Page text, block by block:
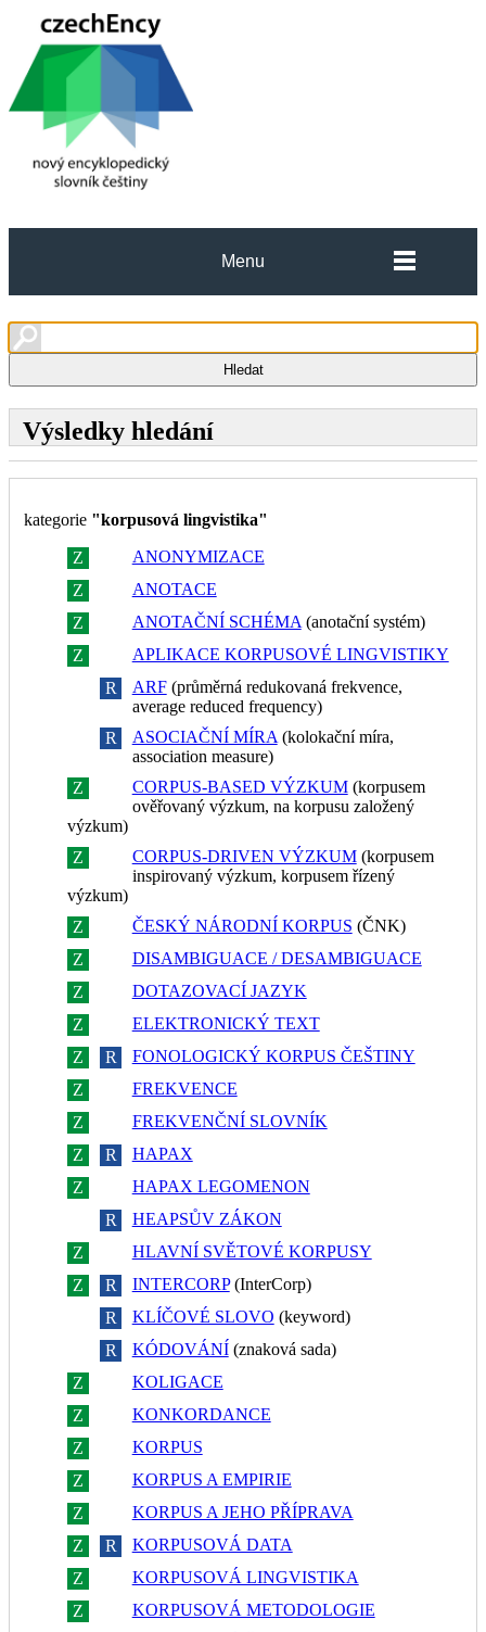
Menu
Výsledky hledání
kategorie "korpusová lingvistika"
Z
ANONYMIZACE
Z
ANOTACE
Z
ANOTAČNÍ SCHÉMA (anotační systém)
Z
APLIKACE KORPUSOVÉ LINGVISTIKY
R ARF(průměrná redukovaná frekvence,
average reduced frequency)
R ASOCIAČNÍ MÍRA (kolokační míra,
association measure)
Z
CORPUS-BASED VÝZKUM(korpusem
ověřovaný výzkum, na korpusu založený
výzkum)
Z
CORPUS-DRIVEN VÝZKUM(korpusem
inspirovaný výzkum, korpusem řízený
výzkum)
Z
ČESKÝ NÁRODNÍ KORPUS (ČNK)
Z
DISAMBIGUACE / DESAMBIGUACE
Z
DOTAZOVACÍ JAZYK
Z
ELEKTRONICKÝ TEXT
Z
R
FONOLOGICKÝ KORPUS ČEŠTINY
Z
FREKVENCE
Z
FREKVENČNÍ SLOVNÍK
Z
R
HAPAX
Z
HAPAX LEGOMENON
R
HEAPSŮV ZÁKON
Z
HLAVNÍ SVĚTOVÉ KORPUSY
Z
R INTERCORP(InterCorp)
R KLÍČOVÉ SLOVO (keyword)
R KÓDOVÁNÍ(znaková sada)
Z
KOLIGACE
Z
KONKORDANCE
Z
KORPUS
Z
KORPUS A EMPIRIE
Z
KORPUS A JEHO PŘÍPRAVA
Z
R
KORPUSOVÁ DATA
Z
KORPUSOVÁ LINGVISTIKA
Z
KORPUSOVÁ METODOLOGIE